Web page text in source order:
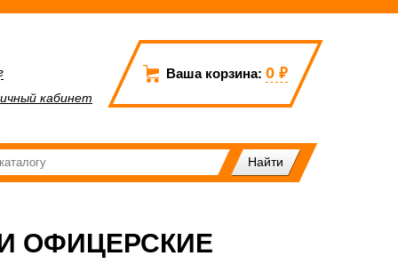
Ваша корзина: 0 ₽
кабинет
ОФИЦЕРСКИЕ